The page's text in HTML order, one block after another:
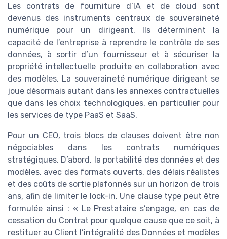
Les contrats de fourniture d’IA et de cloud sont
devenus des instruments centraux de souveraineté
numérique pour un dirigeant. Ils déterminent la
capacité de l’entreprise à reprendre le contrôle de ses
données, à sortir d’un fournisseur et à sécuriser la
propriété intellectuelle produite en collaboration avec
des modèles. La souveraineté numérique dirigeant se
joue désormais autant dans les annexes contractuelles
que dans les choix technologiques, en particulier pour
les services de type PaaS et SaaS.
Pour un CEO, trois blocs de clauses doivent être non
négociables dans les contrats numériques
stratégiques. D’abord, la portabilité des données et des
modèles, avec des formats ouverts, des délais réalistes
et des coûts de sortie plafonnés sur un horizon de trois
ans, afin de limiter le lock-in. Une clause type peut être
formulée ainsi : « Le Prestataire s’engage, en cas de
cessation du Contrat pour quelque cause que ce soit, à
restituer au Client l’intégralité des Données et modèles